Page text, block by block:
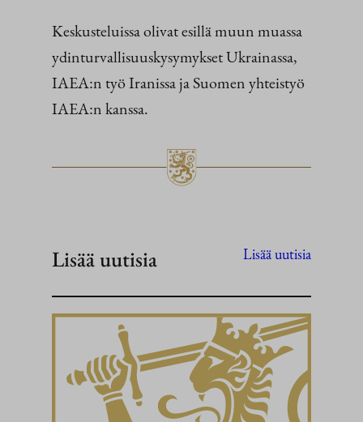
Keskusteluissa olivat esillä muun muassa
ydinturvallisuuskysymykset Ukrainassa,
IAEA:n työ Iranissa ja Suomen yhteistyö
IAEA:n kanssa.
Lisää uutisia Lisää uutisia